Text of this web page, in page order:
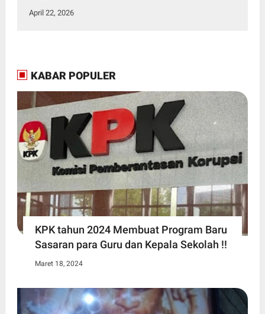
April 22, 2026
KABAR POPULER
KPK tahun 2024 Membuat Program Baru
Sasaran para Guru dan Kepala Sekolah !!
Maret 18, 2024